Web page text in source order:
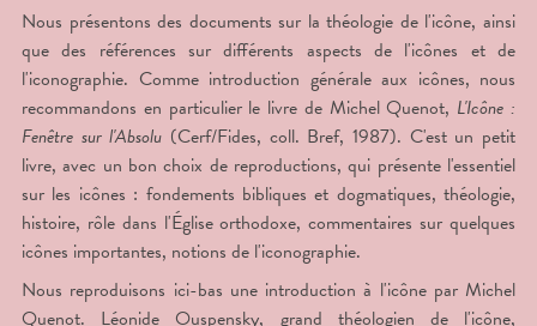
Nous présentons des documents sur la théologie de l'icône, ainsi
que des références sur différents aspects de l'icônes et de
l'iconographie. Comme introduction générale aux icônes, nous
recommandons en particulier le livre de Michel Quenot, L'Icône :
Fenêtre sur l'Absolu (Cerf/Fides, coll. Bref, 1987). C'est un petit
livre, avec un bon choix de reproductions, qui présente l'essentiel
sur les icônes : fondements bibliques et dogmatiques, théologie,
histoire, rôle dans l'Église orthodoxe, commentaires sur quelques
icônes importantes, notions de l'iconographie.
Nous reproduisons ici-bas une introduction à l'icône par Michel
Quenot. Léonide Ouspensky, grand théologien de l'icône,